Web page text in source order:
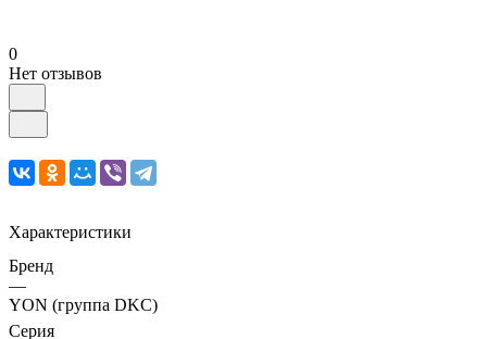
0
Нет отзывов
Характеристики
Бренд
—
YON (группа DKC)
Серия